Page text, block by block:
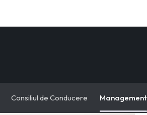
Consiliul de Conducere Management